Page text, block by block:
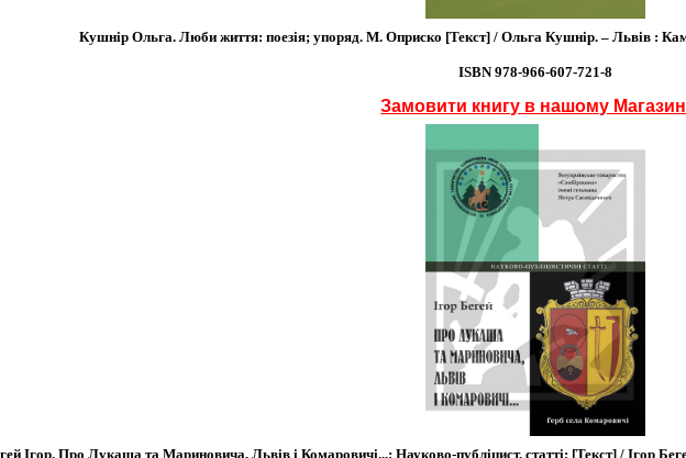
Кушнір Ольга. Люби життя: поезія; упоряд. М. Оприско [Текст] / Ольга Кушнір. – Львів :
ISBN 978-966-607-721-8
Замовити книгу в нашому
Ігор. Про Лукаша та Мариновича, Львів і Комаровичі...: Науково-публіцист. статті: [Текст] / Ігор